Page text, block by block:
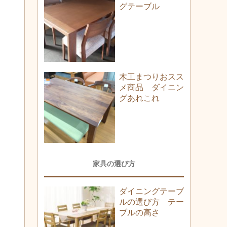
グテーブル
木工まつりおスス
メ商品 ダイニン
グあれこれ
家具の選び方
ダイニングテーブ
ルの選び方 テー
ブルの高さ